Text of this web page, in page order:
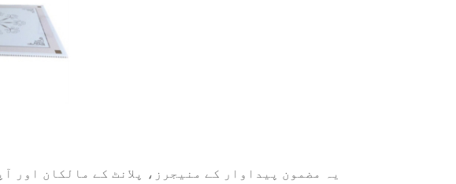
یہ مضمون پیداوار کے منیجرز، پلانٹ کے مالکان اور